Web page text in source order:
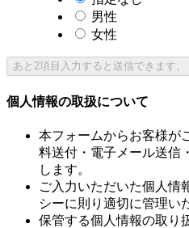
男性
女性
あと 2項目入力すると送信できます。
個人情報の取扱について
本フォームからお客様が
料送付・電子メール送信
します。
ご入力いただいた個人情
シーに則り適切に管理い
保管する個人情報の取り